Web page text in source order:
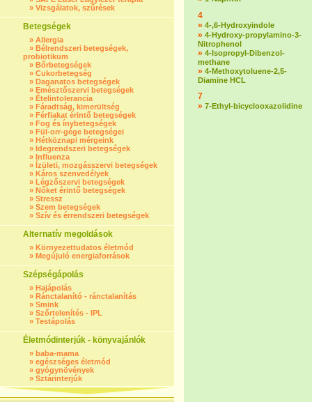
» Vizsgálatok, szűrések
Betegségek
» Allergia
» Bélrendszeri betegségek,
probiotikum
» Bőrbetegségek
» Cukorbetegség
» Daganatos betegségek
» Emésztőszervi betegségek
» Ételintolerancia
» Fáradtság, kimerültség
» Férfiakat érintő betegségek
» Fog és ínybetegségek
» Fül-orr-gége betegségei
» Hétköznapi mérgeink
» Idegrendszeri betegségek
» Influenza
» Ízületi, mozgásszervi betegségek
» Káros szenvedélyek
» Légzőszervi betegségek
» Nőket érintő betegségek
» Stressz
» Szem betegségek
» Szív és érrendszeri betegségek
Alternatív megoldások
» Környezettudatos életmód
» Megújuló energiaforrások
Szépségápolás
» Hajápolás
» Ránctalanító - ránctalanítás
» Smink
» Szőrtelenítés - IPL
» Testápolás
Életmódinterjúk - könyvajánlók
» baba-mama
» egészséges életmód
» gyógynövények
» Sztárinterjúk
4
» 4-,6-Hydroxyindole
» 4-Hydroxy-propylamino-3-
Nitrophenol
» 4-Isopropyl-Dibenzol-
methane
» 4-Methoxytoluene-2,5-
Diamine HCL
7
» 7-Ethyl-bicyclooxazolidine